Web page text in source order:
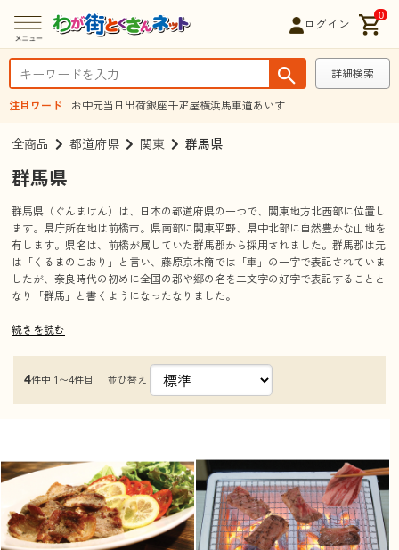
ログイン
0
詳細検索
注目ワード お中元当日出荷銀座千疋屋横浜馬車道あいす
全商品 都道府県 関東 群馬県
群馬県
群馬県（ぐんまけん）は、日本の都道府県の一つで、関東地方北西部に位置し
ます。県庁所在地は前橋市。県南部に関東平野、県中北部に自然豊かな山地を
有します。県名は、前橋が属していた群馬郡から採用されました。群馬郡は元
は「くるまのこおり」と言い、藤原京木簡では「車」の一字で表記されていま
したが、奈良時代の初めに全国の郡や郷の名を二文字の好字で表記することと
なり「群馬」と書くようになったなりました。
観光情報
見所、観光名所
ぐんまフラワーパーク
群馬県前橋市柏倉町にある群馬県立の植物園。年7回の花ま
す。冬は、数十万～100万個のイルミネーションが行われま
す。
草津温泉
群馬県吾妻郡草津町にある温泉。林羅山の日本三名泉に数
続きを読む
4件中 1〜4件目 並び替え